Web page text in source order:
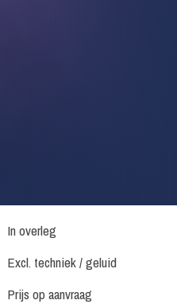
In overleg
Excl. techniek / geluid
Prijs op aanvraag